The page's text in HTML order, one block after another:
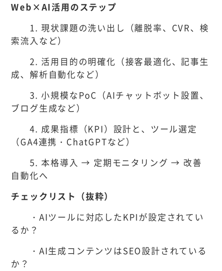
Web×AI活用のステップ
1. 現状課題の洗い出し（離脱率、CVR、検
索流入など）
2. 活用目的の明確化（接客最適化、記事生
成、解析自動化など）
3. 小規模なPoC（AIチャットボット設置、
ブログ生成など）
4. 成果指標（KPI）設計と、ツール選定
（GA4連携・ChatGPTなど）
5. 本格導入 → 定期モニタリング → 改善
自動化へ
チェックリスト（抜粋）
・AIツールに対応したKPIが設定されてい
るか？
・AI生成コンテンツはSEO設計されている
か？